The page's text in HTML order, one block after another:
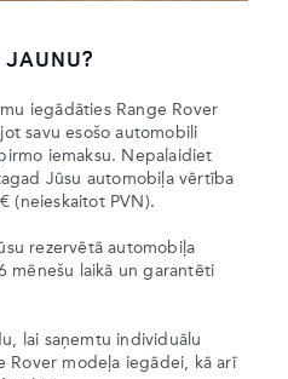
iegādāties Range Rover
savu esošo automobili
iemaksu. Nepalaidiet
Jūsu automobiļa vērtība
(neieskaitot PVN).
rezervētā automobiļa
mēnešu laikā un garantēti
lai saņemtu individuālu
Rover modeļa iegādei, kā arī